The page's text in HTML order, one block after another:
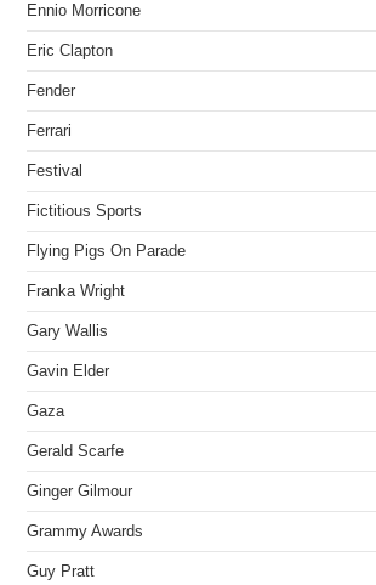
Ennio Morricone
Eric Clapton
Fender
Ferrari
Festival
Fictitious Sports
Flying Pigs On Parade
Franka Wright
Gary Wallis
Gavin Elder
Gaza
Gerald Scarfe
Ginger Gilmour
Grammy Awards
Guy Pratt